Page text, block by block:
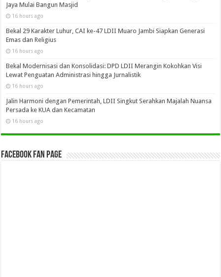
Jaya Mulai Bangun Masjid
16 hours ago
Bekal 29 Karakter Luhur, CAI ke-47 LDII Muaro Jambi Siapkan Generasi
Emas dan Religius
16 hours ago
Bekal Modernisasi dan Konsolidasi: DPD LDII Merangin Kokohkan Visi
Lewat Penguatan Administrasi hingga Jurnalistik
16 hours ago
Jalin Harmoni dengan Pemerintah, LDII Singkut Serahkan Majalah Nuansa
Persada ke KUA dan Kecamatan
16 hours ago
Facebook Fan Page